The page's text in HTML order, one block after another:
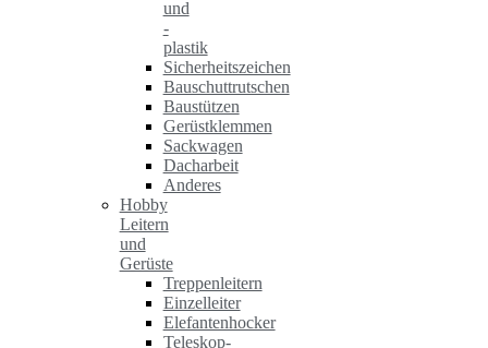
und
-
plastik
Sicherheitszeichen
Bauschuttrutschen
Baustützen
Gerüstklemmen
Sackwagen
Dacharbeit
Anderes
Hobby
Leitern
und
Gerüste
Treppenleitern
Einzelleiter
Elefantenhocker
Teleskop-